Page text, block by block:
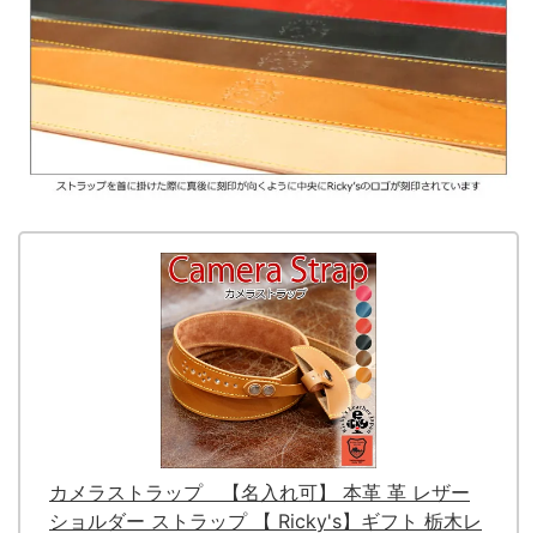
カメラストラップ 【名入れ可】 本革 革 レザー
ショルダー ストラップ 【 Ricky's】ギフト 栃木レ